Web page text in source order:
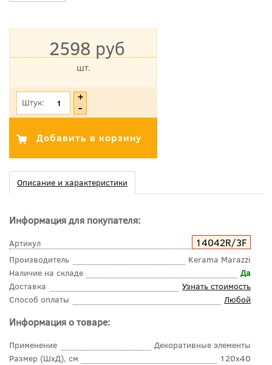
2598 руб
шт.
Штук:
Описание и характеристики
Информация для покупателя:
Артикул 14042R/3F
Производитель
Kerama Marazzi
Наличие на складе
Да
Доставка
Узнать стоимость
Способ оплаты
Любой
Информация о товаре:
Применение
Декоративные элементы
Размер (ШхД), см
120x40